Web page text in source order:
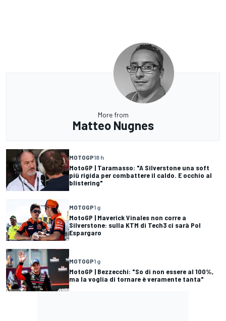
More from
Matteo Nugnes
MOTOGP18 h
MotoGP | Taramasso: "A Silverstone una soft
più rigida per combattere il caldo. E occhio al
blistering"
MOTOGP1 g
MotoGP | Maverick Vinales non corre a
Silverstone: sulla KTM di Tech3 ci sarà Pol
Espargaro
MOTOGP1 g
MotoGP | Bezzecchi: "So di non essere al 100%,
ma la voglia di tornare è veramente tanta"